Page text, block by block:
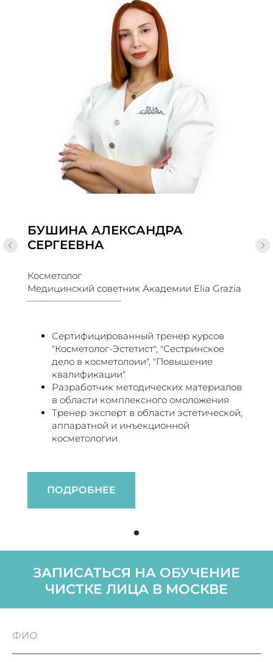
БУШИНА АЛЕКСАНДРА
СЕРГЕЕВНА
Косметолог
Медицинский советник Академии Elia Grazia
Сертифицированный тренер курсов
"Косметолог-Эстетист", "Сестринское
дело в косметолоии", "Повышение
квалификации"
Разработчик методических материалов
в области комплексного омоложения
Тренер эксперт в области эстетической,
аппаратной и инъекционной
косметологии
ПОДРОБНЕЕ
ЗАПИСАТЬСЯ НА ОБУЧЕНИЕ
ЧИСТКЕ ЛИЦА В МОСКВЕ